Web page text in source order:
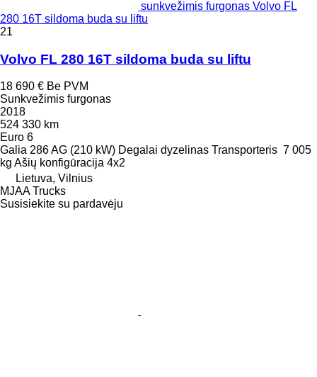
sunkvežimis furgonas Volvo FL
280 16T sildoma buda su liftu
21
Volvo FL 280 16T sildoma buda su liftu
18 690 € Be PVM
Sunkvežimis furgonas
2018
524 330 km
Euro 6
Galia 286 AG (210 kW) Degalai dyzelinas Transporteris 7 005
kg Ašių konfigūracija 4x2
Lietuva, Vilnius
MJAA Trucks
Susisiekite su pardavėju